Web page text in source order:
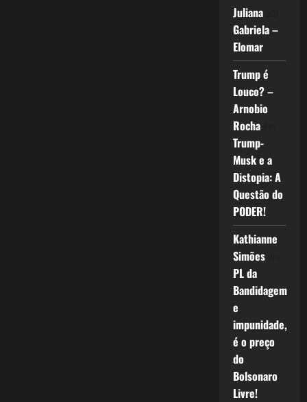
Julianaem
Gabriela –
Elomar
Trump é
Louco? –
Arnobio
Rochaem
Trump-
Musk e a
Distopia: A
Questão do
PODER!
Kathianne
Simõesem
PL da
Bandidagem
e
impunidade,
é o preço
do
Bolsonaro
Livre!